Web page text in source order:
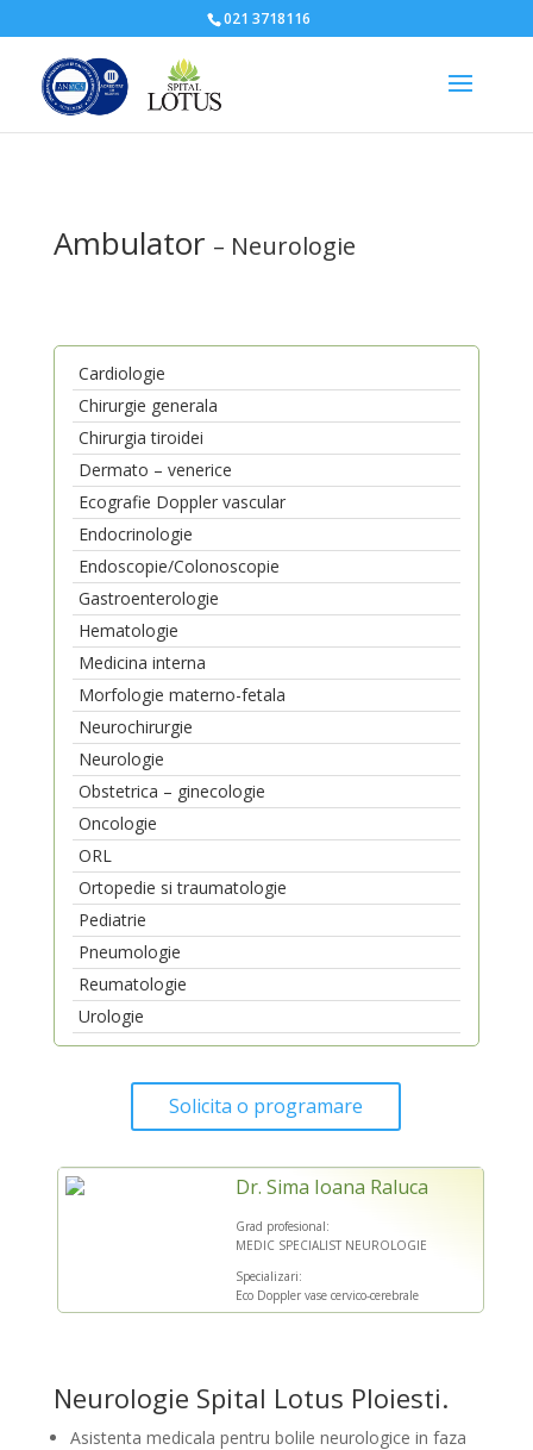
021 3718116
Ambulator – Neurologie
Cardiologie
Chirurgie generala
Chirurgia tiroidei
Dermato – venerice
Ecografie Doppler vascular
Endocrinologie
Endoscopie/Colonoscopie
Gastroenterologie
Hematologie
Medicina interna
Morfologie materno-fetala
Neurochirurgie
Neurologie
Obstetrica – ginecologie
Oncologie
ORL
Ortopedie si traumatologie
Pediatrie
Pneumologie
Reumatologie
Urologie
Solicita o programare
Dr. Sima Ioana Raluca
Grad profesional:
MEDIC SPECIALIST NEUROLOGIE
Specializari:
Eco Doppler vase cervico-cerebrale
Neurologie Spital Lotus Ploiesti.
Asistenta medicala pentru bolile neurologice in faza